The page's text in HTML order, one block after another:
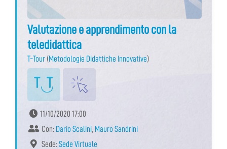
Valutazione e apprendimento con la
teledidattica
T-Tour (Metodologie Didattiche Innovative)
11/10/2020 17:00
Con: Dario Scalini, Mauro Sandrini
Sede: Sede Virtuale